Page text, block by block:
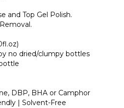
and Top Gel Polish.
no dried/clumpy bottles
DBP, BHA or Camphor
| Solvent-Free